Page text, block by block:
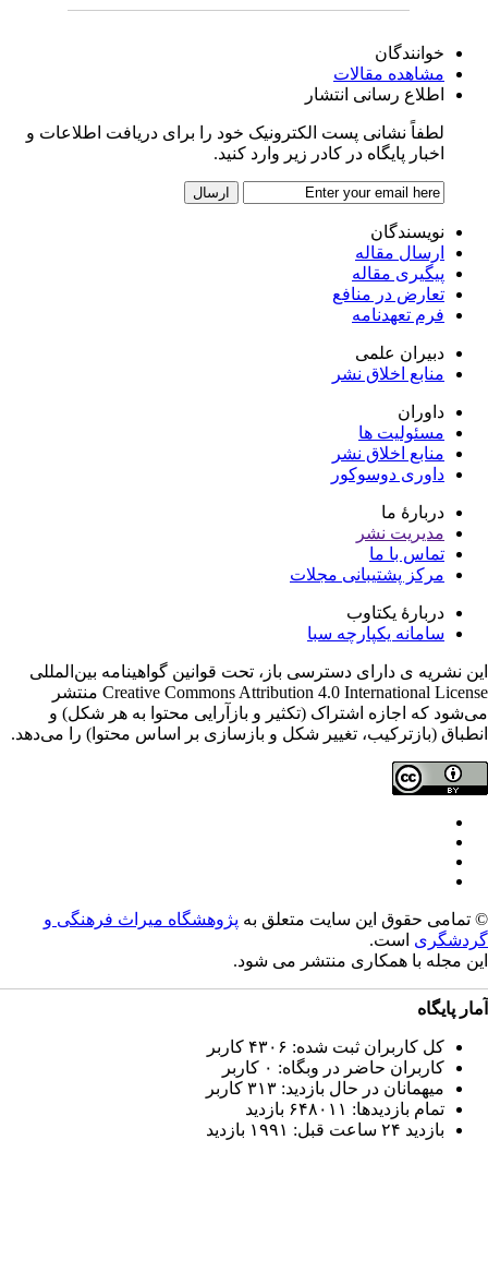
خوانندگان
مشاهده مقالات
اطلاع رسانی انتشار
لطفاً نشانی پست الکترونیک خود را برای دریافت اطلاعات و
اخبار پایگاه در کادر زیر وارد کنید.
نویسندگان
ارسال مقاله
پیگیری مقاله
تعارض در منافع
فرم تعهدنامه
دبیران علمی
منابع اخلاق نشر
داوران
مسئولیت ها
منابع اخلاق نشر
داوری دوسوکور
دربارۀ ما
مدیریت نشر
تماس با ما
مرکز پشتیبانی مجلات
دربارۀ یکتاوب
سامانه یکپارچه سبا
نشریه ی دارای دسترسی باز، تحت قوانین گواهینامه بین‌المللی
Creative Commons Attribution 4.0 International License منتشر
که اجازه اشتراک (تکثیر و بازآرایی محتوا به هر شکل) و
(بازترکیب، تغییر شکل و بازسازی بر اساس محتوا) را می‌دهد.
تمامی حقوق این سایت متعلق بهپژوهشگاه میراث فرهنگی و
است.
مجله با همکاریمنتشر می شود.
پایگاه
کل کاربران ثبت شده: ۴۳۰۶ کاربر
کاربران حاضر در وبگاه: ۰ کاربر
میهمانان در حال بازدید: ۳۱۳ کاربر
تمام بازدید‌ها: ۶۴۸۰۱۱ بازدید
بازدید ۲۴ ساعت قبل: ۱۹۹۱ بازدید